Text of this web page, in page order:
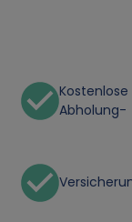
Abholung-